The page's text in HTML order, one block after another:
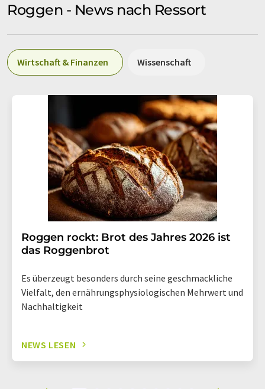
Roggen - News nach Ressort
Wirtschaft & Finanzen Wissenschaft
Roggen rockt: Brot des Jahres 2026 ist
das Roggenbrot
Es überzeugt besonders durch seine geschmackliche
Vielfalt, den ernährungsphysiologischen Mehrwert und
Nachhaltigkeit
NEWS LESEN